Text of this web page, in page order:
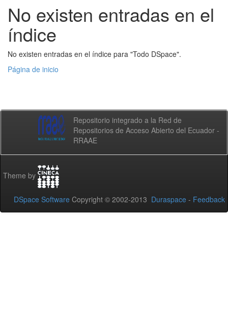
No existen entradas en el
índice
No existen entradas en el índice para "Todo DSpace".
Página de inicio
Repositorio integrado a la Red de
Repositorios de Acceso Abierto del Ecuador -
RRAAE
Theme by
DSpace Software Copyright © 2002-2013 Duraspace - Feedback